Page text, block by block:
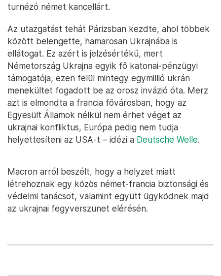
turnézó német kancellárt.
Az utazgatást tehát Párizsban kezdte, ahol többek
között belengette, hamarosan Ukrajnába is
ellátogat. Ez azért is jelzésértékű, mert
Németország Ukrajna egyik fő katonai-pénzügyi
támogatója, ezen felül mintegy egymillió ukrán
menekültet fogadott be az orosz invázió óta. Merz
azt is elmondta a francia fővárosban, hogy az
Egyesült Államok nélkül nem érhet véget az
ukrajnai konfliktus, Európa pedig nem tudja
helyettesíteni az USA-t – idézi a Deutsche Welle.
Macron arról beszélt, hogy a helyzet miatt
létrehoznak egy közös német-francia biztonsági és
védelmi tanácsot, valamint együtt ügyködnek majd
az ukrajnai fegyverszünet elérésén.